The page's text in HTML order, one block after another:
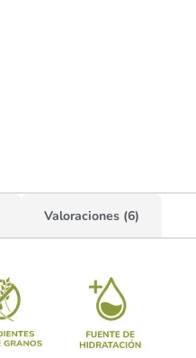
Valoraciones (6)